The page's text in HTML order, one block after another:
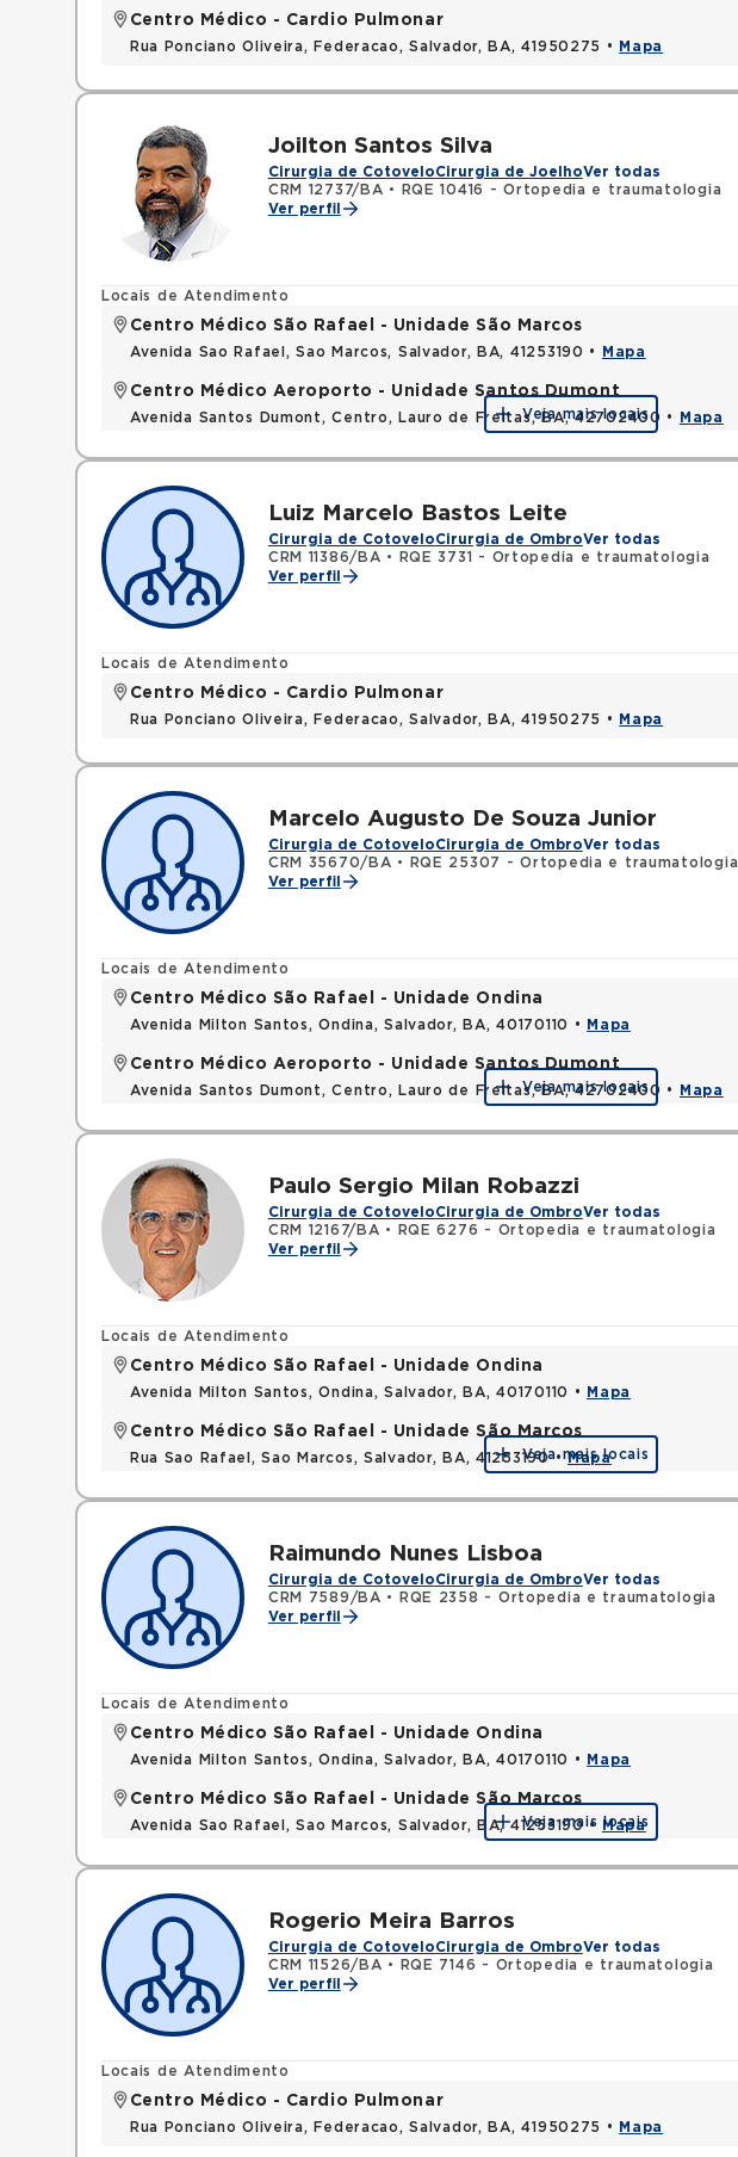
Centro Médico - Cardio Pulmonar
Rua Ponciano Oliveira, Federacao, Salvador, BA, 41950275 • Mapa
Joilton Santos Silva
Cirurgia de CotoveloCirurgia de JoelhoVer todas
CRM 12737/BA •
RQE 10416 - Ortopedia e traumatologia
Ver perfil
Locais de Atendimento
Centro Médico São Rafael - Unidade São Marcos
Avenida Sao Rafael, Sao Marcos, Salvador, BA, 41253190 • Mapa
Centro Médico Aeroporto - Unidade Santos Dumont
Avenida Santos Dumont, Centro, Lauro de Freitas, BA, 42702400 • Mapa
Veja mais locais
Luiz Marcelo Bastos Leite
Cirurgia de CotoveloCirurgia de OmbroVer todas
CRM 11386/BA •
RQE 3731 - Ortopedia e traumatologia
Ver perfil
Locais de Atendimento
Centro Médico - Cardio Pulmonar
Rua Ponciano Oliveira, Federacao, Salvador, BA, 41950275 • Mapa
Marcelo Augusto De Souza Junior
Cirurgia de CotoveloCirurgia de OmbroVer todas
CRM 35670/BA •
RQE 25307 - Ortopedia e traumatologia
Ver perfil
Locais de Atendimento
Centro Médico São Rafael - Unidade Ondina
Avenida Milton Santos, Ondina, Salvador, BA, 40170110 • Mapa
Centro Médico Aeroporto - Unidade Santos Dumont
Avenida Santos Dumont, Centro, Lauro de Freitas, BA, 42702400 • Mapa
Veja mais locais
Paulo Sergio Milan Robazzi
Cirurgia de CotoveloCirurgia de OmbroVer todas
CRM 12167/BA •
RQE 6276 - Ortopedia e traumatologia
Ver perfil
Locais de Atendimento
Centro Médico São Rafael - Unidade Ondina
Avenida Milton Santos, Ondina, Salvador, BA, 40170110 • Mapa
Centro Médico São Rafael - Unidade São Marcos
Rua Sao Rafael, Sao Marcos, Salvador, BA, 41253190 •Mapa
Veja mais locais
Raimundo Nunes Lisboa
Cirurgia de CotoveloCirurgia de OmbroVer todas
CRM 7589/BA •
RQE 2358 - Ortopedia e traumatologia
Ver perfil
Locais de Atendimento
Centro Médico São Rafael - Unidade Ondina
Avenida Milton Santos, Ondina, Salvador, BA, 40170110 • Mapa
Centro Médico São Rafael - Unidade São Marcos
Avenida Sao Rafael, Sao Marcos, Salvador, BA, 41253190 • Mapa
Veja mais locais
Rogerio Meira Barros
Cirurgia de CotoveloCirurgia de OmbroVer todas
CRM 11526/BA •
RQE 7146 - Ortopedia e traumatologia
Ver perfil
Locais de Atendimento
Centro Médico - Cardio Pulmonar
Rua Ponciano Oliveira, Federacao, Salvador, BA, 41950275 • Mapa